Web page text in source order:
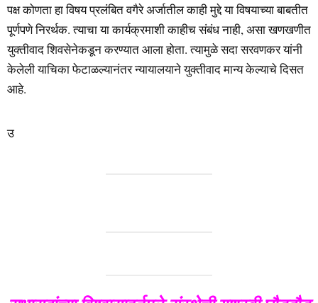
पक्ष कोणता हा विषय प्रलंबित वगैरे अर्जातील काही मुद्दे या विषयाच्या बाबतीत
पूर्णपणे निरर्थक. त्याचा या कार्यक्रमाशी काहीच संबंध नाही, असा खणखणीत
युक्तीवाद शिवसेनेकडून करण्यात आला होता. त्यामुळे सदा सरवणकर यांनी
केलेली याचिका फेटाळल्यानंतर न्यायालयाने युक्तीवाद मान्य केल्याचे दिसत
आहे.
उ